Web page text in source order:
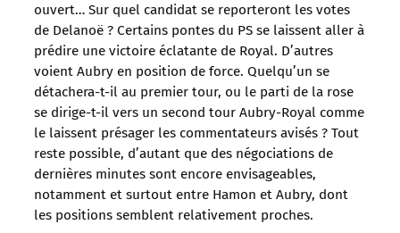
ouvert… Sur quel candidat se reporteront les votes
de Delanoë ? Certains pontes du PS se laissent aller à
prédire une victoire éclatante de Royal. D’autres
voient Aubry en position de force. Quelqu’un se
détachera-t-il au premier tour, ou le parti de la rose
se dirige-t-il vers un second tour Aubry-Royal comme
le laissent présager les commentateurs avisés ? Tout
reste possible, d’autant que des négociations de
dernières minutes sont encore envisageables,
notamment et surtout entre Hamon et Aubry, dont
les positions semblent relativement proches.